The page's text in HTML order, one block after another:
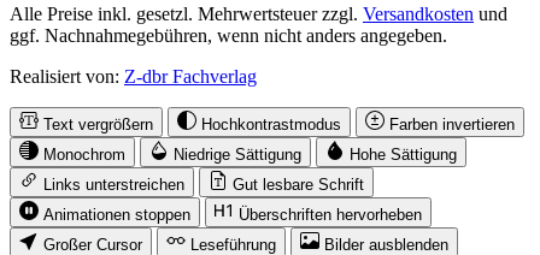
Alle Preise inkl. gesetzl. Mehrwertsteuer zzgl. Versandkosten und
ggf. Nachnahmegebühren, wenn nicht anders angegeben.
Realisiert von: Z-dbr Fachverlag
Text vergrößern Hochkontrastmodus
Farben invertieren
Monochrom
Niedrige Sättigung
Hohe Sättigung
Links unterstreichen
Gut lesbare Schrift
Animationen stoppen
Überschriften hervorheben
Großer Cursor
Leseführung
Bilder ausblenden